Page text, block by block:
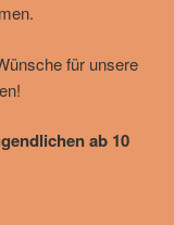
für unsere
ab 10